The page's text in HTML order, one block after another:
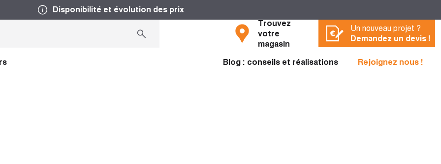
Disponibilité et évolution des prix
Trouvez
votre
magasin
Un nouveau projet ?
Demandez un devis !
Blog : conseils et réalisations Rejoignez nous !